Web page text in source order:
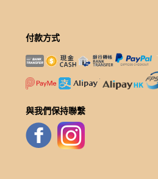
付款方式
與我們保持聯繫